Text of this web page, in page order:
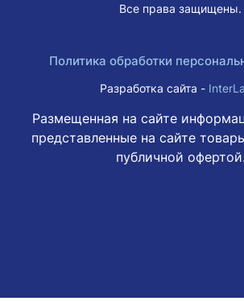
Все права защищены.
Политика обработки
Разработка сайта -
Размещенная на сайте
представленные на сайте
публичной офертой.